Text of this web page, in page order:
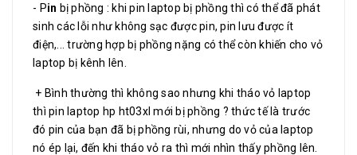
- Pin bị phồng : khi pin laptop bị phồng thì có thể đã phát
sinh các lỗi như không sạc được pin, pin lưu được ít
điện,... trường hợp bị phồng nặng có thể còn khiến cho vỏ
laptop bị kênh lên.
+ Bình thường thì không sao nhưng khi tháo vỏ laptop
thì pin laptop hp ht03xl mới bị phồng ? thức tế là trước
đó pin của bạn đã bị phồng rùi, nhưng do vỏ của laptop
nó ép lại, đến khi tháo vỏ ra thì mới nhìn thấy phồng lên.